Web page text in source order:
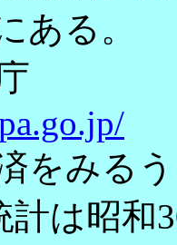
ある。
をみる
計は昭和